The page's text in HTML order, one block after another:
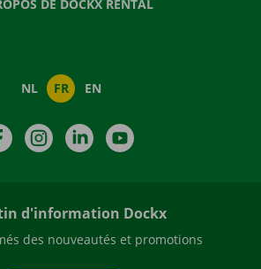
DE DOCKX RENTAL
NL FR EN
FacebookInstagramLinkedIn
d'information Dockx
des nouveautés et promotions